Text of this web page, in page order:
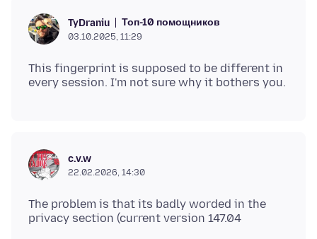
TyDraniu Топ-10 помощников
03.10.2025, 11:29
This fingerprint is supposed to be different in
c.v.w
22.02.2026, 14:30
The problem is that its badly worded in the